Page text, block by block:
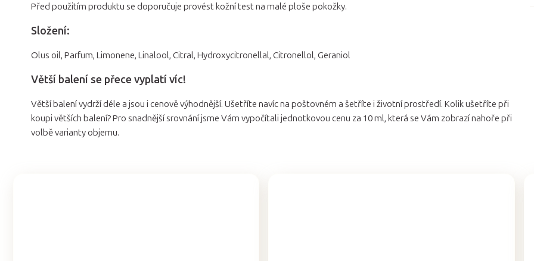
Před použitím produktu se doporučuje provést kožní test na malé ploše pokožky.
Složení:
Olus oil, Parfum, Limonene, Linalool, Citral, Hydroxycitronellal, Citronellol, Geraniol
Větší balení se přece vyplatí víc!
Větší balení vydrží déle a jsou i cenově výhodnější. Ušetříte navíc na poštovném a šetříte i životní prostředí. Kolik ušetříte při
koupi větších balení? Pro snadnější srovnání jsme Vám vypočítali jednotkovou cenu za 10 ml, která se Vám zobrazí nahoře při
volbě varianty objemu.